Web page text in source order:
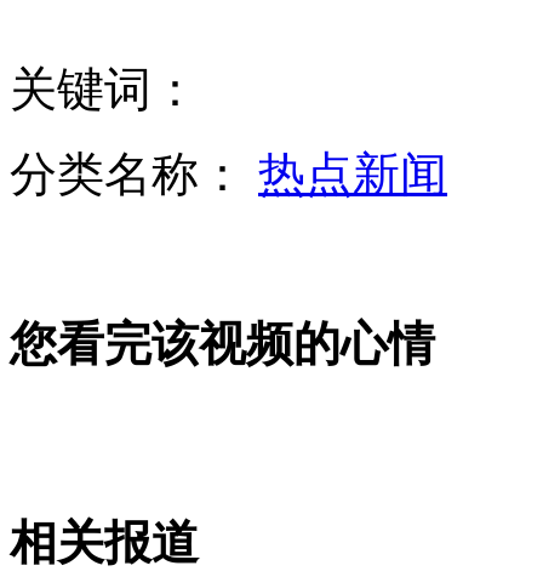
京官方打车软件将推出 不加价且严惩爽约司机
关键词：
分类名称： 热点新闻
您看完该视频的心情
相关报道